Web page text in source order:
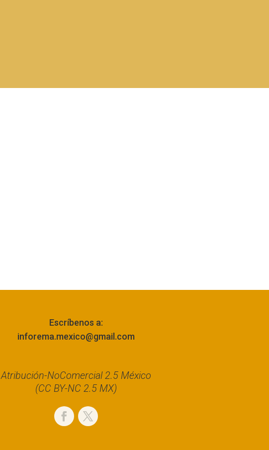
Escríbenos a:
inforema.mexico@gmail.com
Atribución-NoComercial 2.5 México
(CC BY-NC 2.5 MX)